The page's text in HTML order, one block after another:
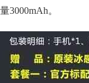
量3000mAh。